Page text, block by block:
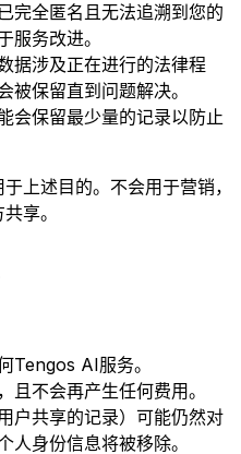
完全匿名且无法追溯到您的
服务改进。
据涉及正在进行的法律程
被保留直到问题解决。
会保留最少量的记录以防止
上述目的。不会用于营销，
享。
Tengos AI服务。
且不会再产生任何费用。
户共享的记录）可能仍然对
人身份信息将被移除。